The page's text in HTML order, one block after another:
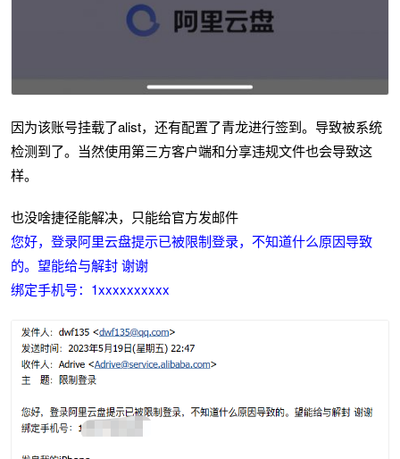
因为该账号挂载了alist，还有配置了青龙进行签到。导致被系统
检测到了。当然使用第三方客户端和分享违规文件也会导致这
样。
也没啥捷径能解决，只能给官方发邮件
您好，登录阿里云盘提示已被限制登录，不知道什么原因导致
的。望能给与解封 谢谢
绑定手机号：1xxxxxxxxxx